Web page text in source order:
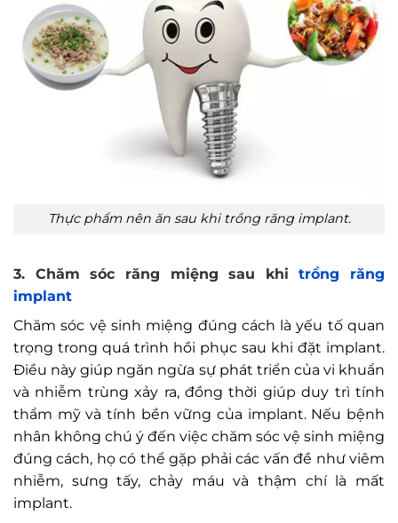
Thực phẩm nên ăn sau khi trồng răng implant.
3. Chăm sóc răng miệng sau khitrồng răng
implant
Chăm sóc vệ sinh miệng đúng cách là yếu tố quan
trọng trong quá trình hồi phục sau khi đặt implant.
Điều này giúp ngăn ngừa sự phát triển của vi khuẩn
và nhiễm trùng xảy ra, đồng thời giúp duy trì tính
thẩm mỹ và tính bền vững của implant. Nếu bệnh
nhân không chú ý đến việc chăm sóc vệ sinh miệng
đúng cách, họ có thể gặp phải các vấn đề như viêm
nhiễm, sưng tấy, chảy máu và thậm chí là mất
implant.